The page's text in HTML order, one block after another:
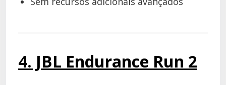
4. JBL Endurance Run 2